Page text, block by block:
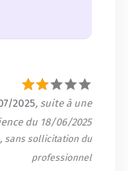
2025, suite à une
du 18/06/2025
sans sollicitation du
professionnel